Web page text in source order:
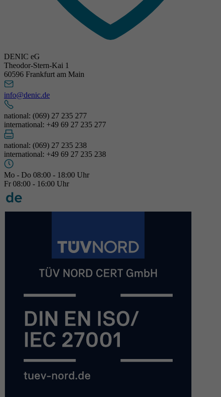
DENIC eG
Theodor-Stern-Kai 1
60596 Frankfurt am Main
info@denic.de
national: (069) 27 235 277
international: +49 69 27 235 277
national: (069) 27 235 238
international: +49 69 27 235 238
Mo - Do 08:00 - 18:00 Uhr
Fr 08:00 - 16:00 Uhr